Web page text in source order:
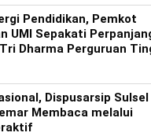
Pendidikan, Pemkot
UMI Sepakati
Dharma Perguruan
Dispusarsip Sulsel
Membaca melalui